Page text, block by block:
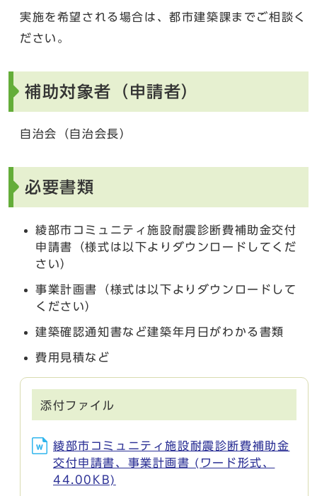
実施を希望される場合は、都市建築課までご相談く
ださい。
補助対象者（申請者）
自治会（自治会長）
必要書類
綾部市コミュニティ施設耐震診断費補助金交付
申請書（様式は以下よりダウンロードしてくだ
さい）
事業計画書（様式は以下よりダウンロードして
ください）
建築確認通知書など建築年月日がわかる書類
費用見積など
添付ファイル
綾部市コミュニティ施設耐震診断費補助金
交付申請書、事業計画書 (ワード形式、
44.00KB)